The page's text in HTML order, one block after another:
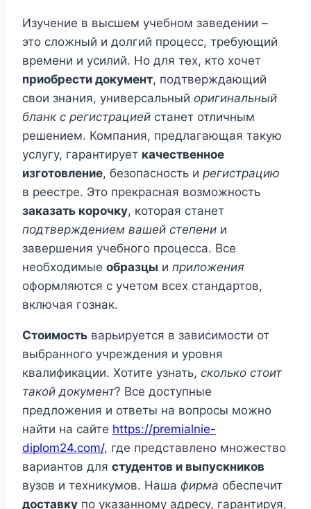
Изучение в высшем учебном заведении –
это сложный и долгий процесс, требующий
времени и усилий. Но для тех, кто хочет
приобрести документ, подтверждающий
свои знания, универсальный оригинальный
бланк с регистрацией станет отличным
решением. Компания, предлагающая такую
услугу, гарантирует качественное
изготовление, безопасность и регистрацию
в реестре. Это прекрасная возможность
заказать корочку, которая станет
подтверждением вашей степени и
завершения учебного процесса. Все
необходимые образцы и приложения
оформляются с учетом всех стандартов,
включая гознак.
Стоимость варьируется в зависимости от
выбранного учреждения и уровня
квалификации. Хотите узнать, сколько стоит
такой документ? Все доступные
предложения и ответы на вопросы можно
найти на сайте https://premialnie-
diplom24.com/, где представлено множество
вариантов для студентов и выпускников
вузов и техникумов. Наша фирма обеспечит
доставку по указанному адресу, гарантируя,